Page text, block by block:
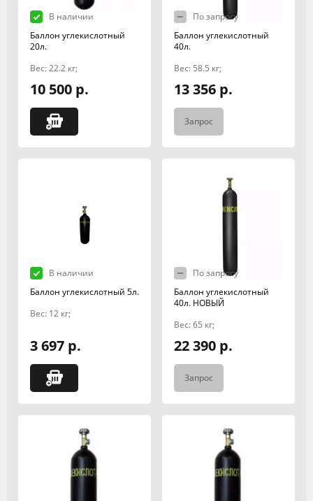
В наличии
Баллон углекислотный
20л.
Вес: 22.2 кг;
10 500 р.
По запросу
Баллон углекислотный
40л.
Вес: 58.5 кг;
13 356 р.
Запрос
В наличии
Баллон углекислотный 5л.
Вес: 12 кг;
3 697 р.
По запросу
Баллон углекислотный
40л. НОВЫЙ
Вес: 65 кг;
22 390 р.
Запрос